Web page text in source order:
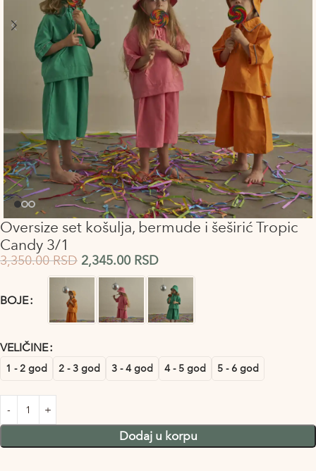
Oversize set košulja, bermude i šeširić Tropic
Candy 3/1
3,350.00RSD 2,345.00 RSD
BOJE
VELIČINE
1 - 2 god 2 - 3 god 3 - 4 god 4 - 5 god 5 - 6 god
Dodaj u korpu